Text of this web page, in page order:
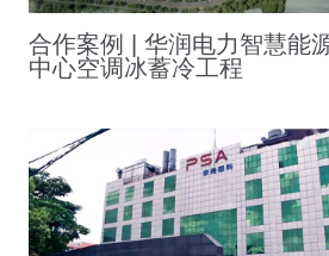
合作案例 | 华润电力智慧能
中心空调冰蓄冷工程